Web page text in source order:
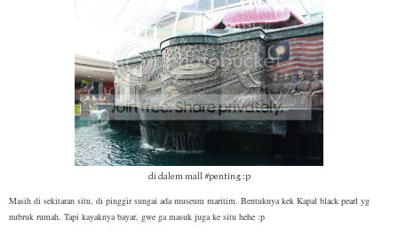
di dalem mall #penting :p
Masih di sekitaran situ, di pinggir sungai ada museum maritim. Bentuknya kek Kapal black pearl yg
nubruk rumah. Tapi kayaknya bayar, gwe ga masuk juga ke situ hehe :p